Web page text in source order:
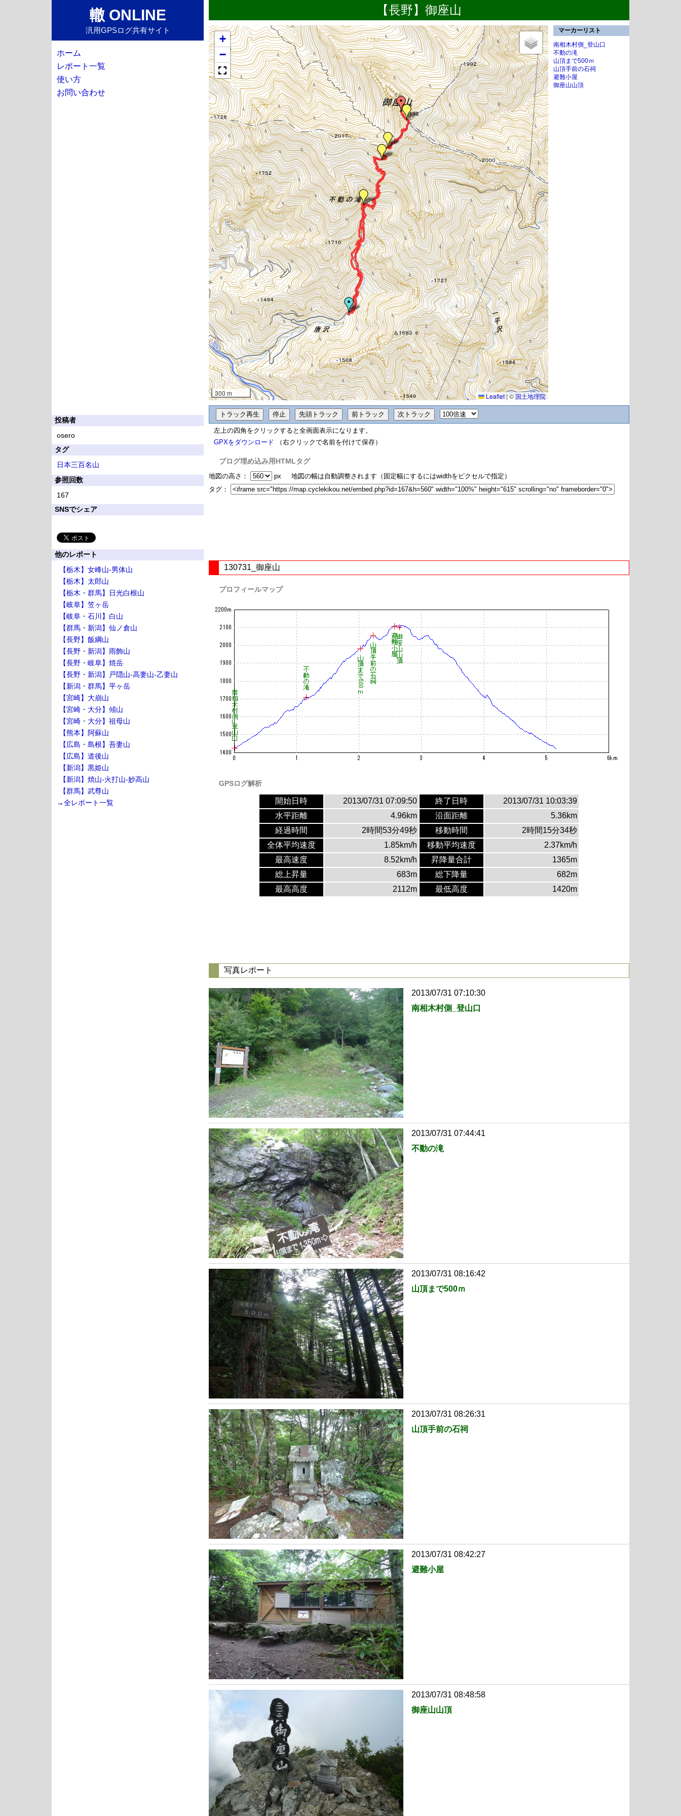
【長野】御座山
+
−
300 m Leaflet|©国土地理院
マーカーリスト
南相木村側_登山口
不動の滝
山頂まで500ｍ
山頂手前の石祠
避難小屋
御座山山頂
左上の四角をクリックすると全画面表示になります。
GPXをダウンロード （右クリックで名前を付けて保存）
ブログ埋め込み用HTMLタグ
地図の高さ：
px 地図の幅は自動調整されます（固定幅にするにはwidthをピクセルで指定）
タグ：
130731_御座山
プロフィールマップ
GPSログ解析
開始日時 2013/07/31 07:09:50 終了日時
2013/07/31 10:03:39
水平距離
4.96km 沿面距離
5.36km
経過時間
2時間53分49秒 移動時間
2時間15分34秒
全体平均速度
1.85km/h 移動平均速度
2.37km/h
最高速度
8.52km/h 昇降量合計
1365m
総上昇量
683m 総下降量
682m
最高高度
2112m 最低高度 1420m
写真レポート
2013/07/31 07:10:30
南相木村側_登山口
2013/07/31 07:44:41
不動の滝
2013/07/31 08:16:42
山頂まで500ｍ
2013/07/31 08:26:31
山頂手前の石祠
2013/07/31 08:42:27
避難小屋
2013/07/31 08:48:58
御座山山頂
轍 ONLINE
汎用GPSログ共有サイト
ホーム
レポート一覧
使い方
お問い合わせ
投稿者
osero
タグ
日本三百名山
参照回数
167
SNSでシェア
他のレポート
【栃木】女峰山-男体山
【栃木】太郎山
【栃木・群馬】日光白根山
【岐阜】笠ヶ岳
【岐阜・石川】白山
【群馬・新潟】仙ノ倉山
【長野】飯綱山
【長野・新潟】雨飾山
【長野・岐阜】焼岳
【長野・新潟】戸隠山-高妻山-乙妻山
【新潟・群馬】平ヶ岳
【宮崎】大崩山
【宮崎・大分】傾山
【宮崎・大分】祖母山
【熊本】阿蘇山
【広島・島根】吾妻山
【広島】道後山
【新潟】黒姫山
【新潟】焼山-火打山-妙高山
【群馬】武尊山
→全レポート一覧